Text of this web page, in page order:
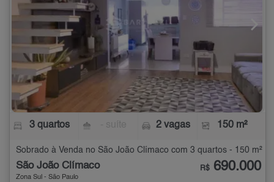
3 quartos 2 vagas 150 m²
Sobrado à Venda no São João Clímaco com 3 quartos - 150 m²
São João Clímaco
Zona Sul - São Paulo
R$ 690.000